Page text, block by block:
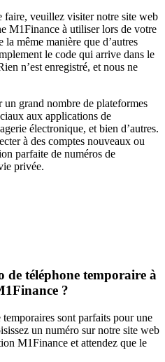
faire, veuillez visiter notre site web
M1Finance à utiliser lors de votre
même manière que d’autres
le code qui arrive dans le
n’est enregistré, et nous ne
grand nombre de plateformes
aux applications de
électronique, et bien d’autres.
à des comptes nouveaux ou
parfaite de numéros de
privée.
téléphone temporaire à
?
sont parfaits pour une
un numéro sur notre site web
M1Finance et attendez que le